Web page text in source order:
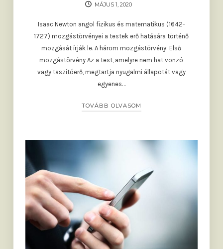
MÁJUS 1, 2020
Isaac Newton angol fizikus és matematikus (1642-
1727) mozgástörvényei a testek erő hatására történő
mozgását írják le. A három mozgástörvény: Első
mozgástörvény Az a test, amelyre nem hat vonzó
vagy taszítóerő, megtartja nyugalmi állapotát vagy
egyenes…
TOVÁBB OLVASOM